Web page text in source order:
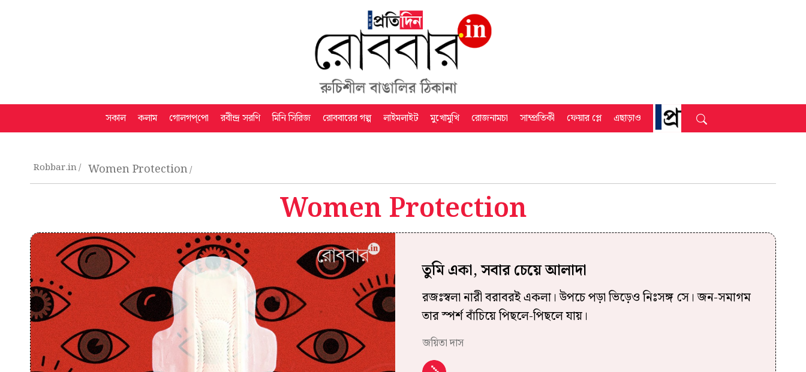
সকাল কলাম গোলগপ্‌পো রবীন্দ্র সরণি মিনি সিরিজ রোববারের গল্প লাইমলাইট মুখোমুখি রোজনামচা সাম্প্রতিকী ফেয়ার প্লে এছাড়াও
Robbar.in Women Protection
Women Protection
তুমি একা, সবার চেয়ে আলাদা
রজঃস্বলা নারী বরাবরই একলা। উপচে পড়া ভিড়েও নিঃসঙ্গ সে। জন-সমাগম
তার স্পর্শ বাঁচিয়ে পিছলে-পিছলে যায়।
জয়িতা দাস